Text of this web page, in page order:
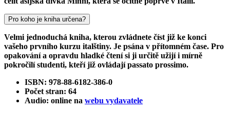
Pro koho je kniha určena?
Velmi jednoduchá kniha, kterou zvládnete číst již ke konci
vašeho prvního kurzu italštiny. Je psána v přítomném čase. Pro
opakování a opravdu hladké čtení si ji určitě užijí i mírně
pokročilí studenti, kteří již ovládají passato prossimo.
ISBN: 978-88-6182-386-0
Počet stran: 64
Audio: online na webu vydavatele